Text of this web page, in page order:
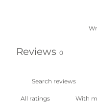
Reviews 0
With